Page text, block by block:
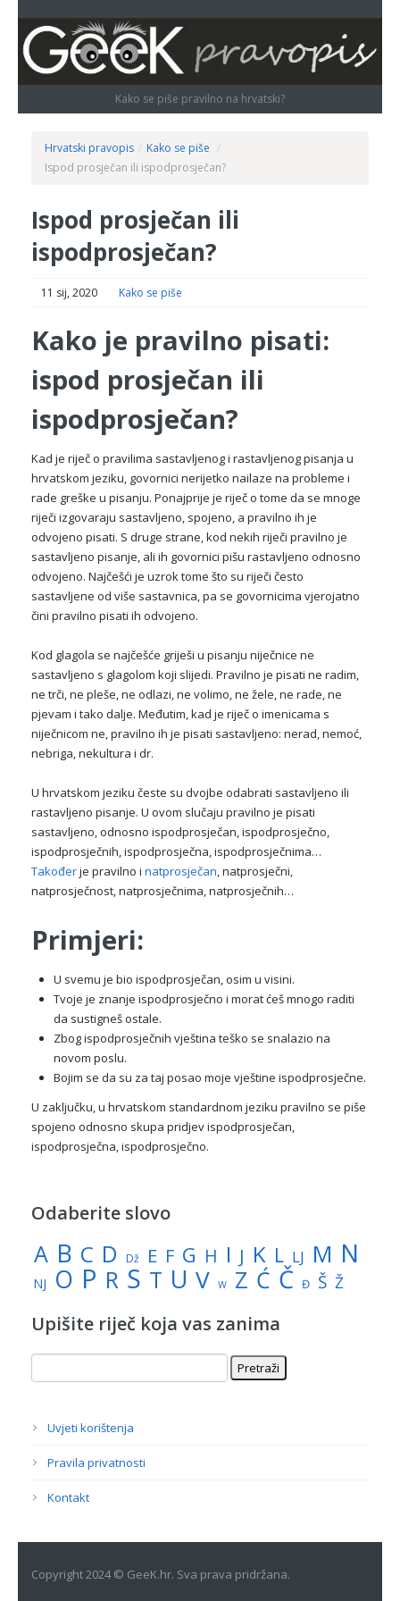
Kako se piše pravilno na hrvatski?
Hrvatski pravopis / Kako se piše /
Ispod prosječan ili ispodprosječan?
Ispod prosječan ili
ispodprosječan?
11 sij, 2020 Kako se piše
Kako je pravilno pisati:
ispod prosječan ili
ispodprosječan?
Kad je riječ o pravilima sastavljenog i rastavljenog pisanja u
hrvatskom jeziku, govornici nerijetko nailaze na probleme i
rade greške u pisanju. Ponajprije je riječ o tome da se mnoge
riječi izgovaraju sastavljeno, spojeno, a pravilno ih je
odvojeno pisati. S druge strane, kod nekih riječi pravilno je
sastavljeno pisanje, ali ih govornici pišu rastavljeno odnosno
odvojeno. Najčešći je uzrok tome što su riječi često
sastavljene od više sastavnica, pa se govornicima vjerojatno
čini pravilno pisati ih odvojeno.
Kod glagola se najčešće griješi u pisanju niječnice ne
sastavljeno s glagolom koji slijedi. Pravilno je pisati ne radim,
ne trči, ne pleše, ne odlazi, ne volimo, ne žele, ne rade, ne
pjevam i tako dalje. Međutim, kad je riječ o imenicama s
niječnicom ne, pravilno ih je pisati sastavljeno: nerad, nemoć,
nebriga, nekultura i dr.
U hrvatskom jeziku česte su dvojbe odabrati sastavljeno ili
rastavljeno pisanje. U ovom slučaju pravilno je pisati
sastavljeno, odnosno ispodprosječan, ispodprosječno,
ispodprosječnih, ispodprosječna, ispodprosječnima…
Takođerje pravilno i natprosječan, natprosječni,
natprosječnost, natprosječnima, natprosječnih…
Primjeri:
U svemu je bio ispodprosječan, osim u visini.
Tvoje je znanje ispodprosječno i morat ćeš mnogo raditi
da sustigneš ostale.
Zbog ispodprosječnih vještina teško se snalazio na
novom poslu.
Bojim se da su za taj posao moje vještine ispodprosječne.
U zaključku, u hrvatskom standardnom jeziku pravilno se piše
spojeno odnosno skupa pridjev ispodprosječan,
ispodprosječna, ispodprosječno.
Odaberite slovo
A B C D Dž E F G H I J K L LJ M N
NJ O P R S T U V W Z Ć Č Đ Š Ž
Upišite riječ koja vas zanima
Uvjeti korištenja
Pravila privatnosti
Kontakt
Copyright 2024 © GeeK.hr. Sva prava pridržana.